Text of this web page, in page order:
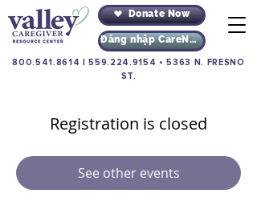
Donate Now
Đăng nhập CareNav
800.541.8614 |559.224.9154 •5363 N. FRESNO
ST.
Registration is closed
See other events